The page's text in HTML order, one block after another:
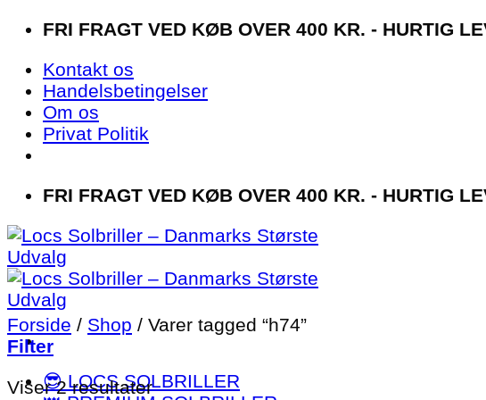
Fortsæt
indhold
FRI FRAGT VED KØB OVER 400 KR. - HURTIG
Kontakt os
Handelsbetingelser
Om os
Privat Politik
FRI FRAGT VED KØB OVER 400 KR. - HURTIG
😎 LOCS SOLBRILLER
Forside / Shop / Varer tagged “h74”
Filter
Viser 2 resultaterSorteret